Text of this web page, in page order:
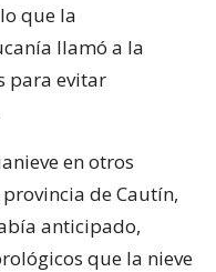
que la
llamó a la
para evitar
en otros
de Cautín,
anticipado,
que la nieve